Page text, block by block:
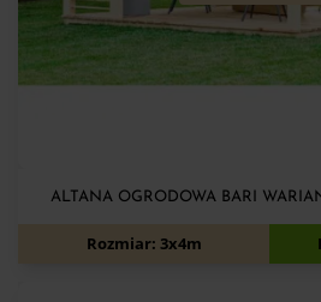
ALTANA OGRODOWA BARI
6 500 6
Rozmiar: 3x4m